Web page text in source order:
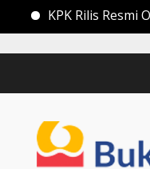
Rilis Resmi Operasi